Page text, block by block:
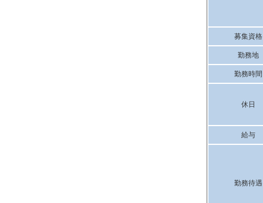
募集資格
勤務地
勤務時間
休日
給与
勤務待遇